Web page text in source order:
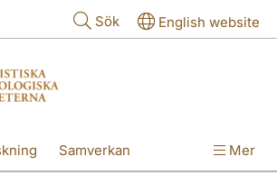
Sök English website
Samverkan Mer